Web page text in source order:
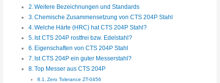
Weitere Bezeichnungen und Standards
Chemische Zusammensetzung von CTS 204P Stahl
Welche Härte (HRC) hat CTS 204P Stahl?
Ist CTS 204P rostfrei bzw. Edelstahl?
Eigenschaften von CTS 204P Stahl
Ist CTS 204P ein guter Messerstahl?
Top Messer aus CTS 204P
Zero Tolerance ZT-0456